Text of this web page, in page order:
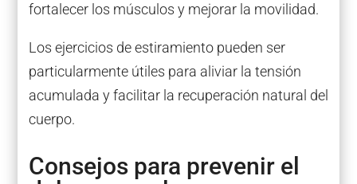
fortalecer los músculos y mejorar la movilidad.
Los ejercicios de estiramiento pueden ser
particularmente útiles para aliviar la tensión
acumulada y facilitar la recuperación natural del
cuerpo.
Consejos para prevenir el